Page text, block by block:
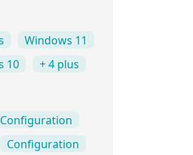
Windows 11
10
+ 4 plus
Configuration